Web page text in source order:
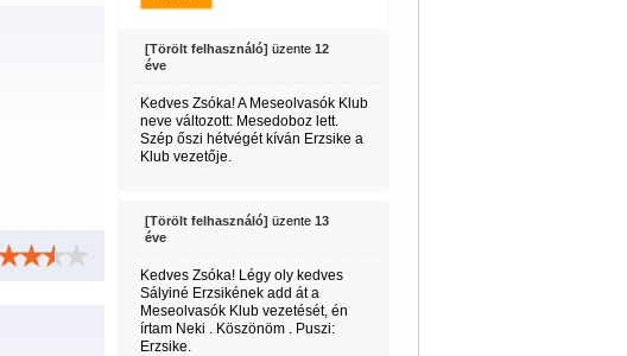
[Törölt felhasználó] üzente 12
éve
Kedves Zsóka! A Meseolvasók Klub
neve változott: Mesedoboz lett.
Szép őszi hétvégét kíván Erzsike a
Klub vezetője.
[Törölt felhasználó] üzente 13
éve
Kedves Zsóka! Légy oly kedves
Sályiné Erzsikének add át a
Meseolvasók Klub vezetését, én
írtam Neki . Köszönöm . Puszi:
Erzsike.